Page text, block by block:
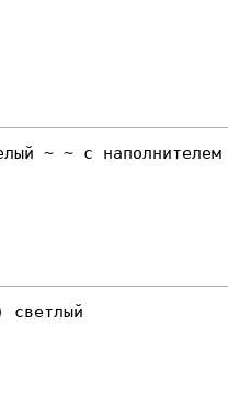
~ ~ с наполнителем
светлый